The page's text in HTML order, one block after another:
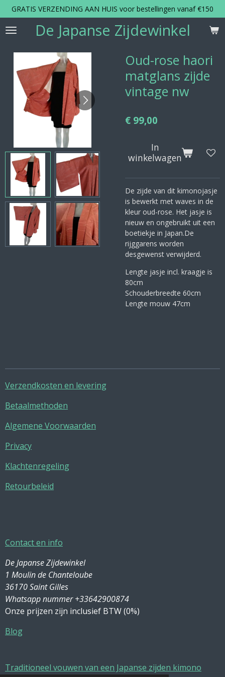
Ga
direct
naar
hoofdinhoud
De Japanse Zijdewinkel
GRATIS VERZENDING AAN HUIS voor bestellingen vanaf €150
Oud-rose haori
matglans zijde
vintage nw
€ 99,00
In
winkelwagen
De zijde van dit kimonojasje
is bewerkt met waves in de
kleur oud-rose. Het jasje is
nieuw en ongebruikt uit een
boetiekje in Japan.De
rijggarens worden
desgewenst verwijderd.
Lengte jasje incl. kraagje is
80cm
Schouderbreedte 60cm
Lengte mouw 47cm
Verzendkosten en levering
Betaalmethoden
Algemene Voorwaarden
Privacy
Klachtenregeling
Retourbeleid
Contact en info
De Japanse Zijdewinkel
1 Moulin de Chanteloube
36170 Saint Gilles
Whatsapp nummer +33642900874
Onze prijzen zijn inclusief BTW (0%)
Blog
Traditioneel vouwen van een Japanse zijden kimono